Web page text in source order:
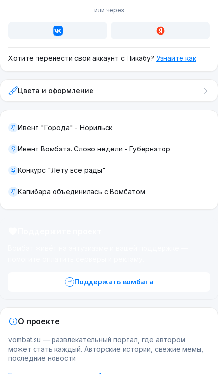
или через
Хотите перенести свой аккаунт с Пикабу? Узнайте как
Цвета и оформление
Ивент "Города" - Норильск
Ивент Вомбата. Слово недели - Губернатор
Конкурс "Лету все рады"
Капибара объединилась с Вомбатом
Поддержать вомбата
О проекте
vombat.su — развлекательный портал, где автором
может стать каждый. Авторские истории, свежие мемы,
последние новости